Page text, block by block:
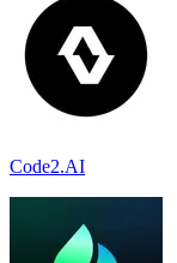
Code2.AI